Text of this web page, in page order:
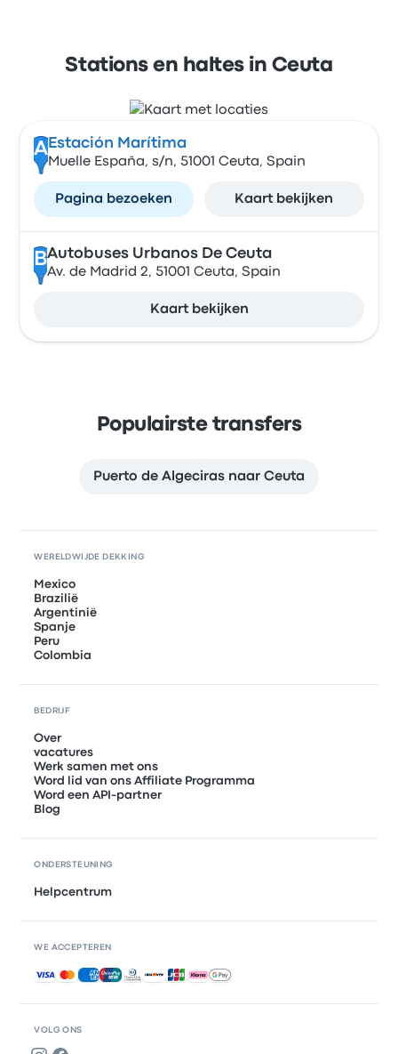
Stations en haltes in Ceuta
A Estación Marítima
Muelle España, s/n, 51001 Ceuta, Spain
Pagina bezoeken Kaart bekijken
BAutobuses Urbanos De Ceuta
Av. de Madrid 2, 51001 Ceuta, Spain
Kaart bekijken
Populairste transfers
Puerto de Algeciras naar Ceuta
VOLG ONS
WERELDWIJDE DEKKING
Mexico
Brazilië
Argentinië
Spanje
Peru
Colombia
BEDRIJF
Over
vacatures
Werk samen met ons
Word lid van ons Affiliate Programma
Word een API-partner
Blog
ONDERSTEUNING
Helpcentrum
WE ACCEPTEREN
Geaccepteerde betalingen